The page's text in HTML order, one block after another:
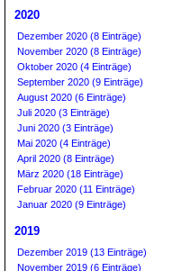
2020
Dezember 2020 (8 Einträge)
November 2020 (8 Einträge)
Oktober 2020 (4 Einträge)
September 2020 (9 Einträge)
August 2020 (6 Einträge)
Juli 2020 (3 Einträge)
Juni 2020 (3 Einträge)
Mai 2020 (4 Einträge)
April 2020 (8 Einträge)
März 2020 (18 Einträge)
Februar 2020 (11 Einträge)
Januar 2020 (9 Einträge)
2019
Dezember 2019 (13 Einträge)
November 2019 (6 Einträge)